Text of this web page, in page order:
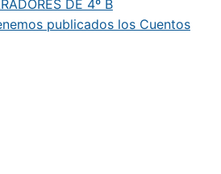
DE 4º B
publicados los Cuentos